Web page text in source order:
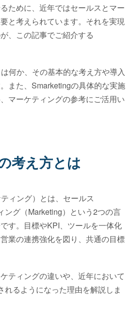
ために、近年ではセールスとマー
と考えられています。それを実現
、この記事でご紹介する
何か、その基本的な考え方や導入
また、Smarketingの具体的な実施
マーケティングの参考にご活用い
考え方とは
ィング）とは、セールス
ング（Marketing）という2つの言
す。目標やKPI、ツールを一体化
業の連携強化を図り、共通の目標
ティングの違いや、近年において
れるようになった理由を解説しま